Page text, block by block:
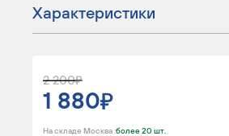
Характеристики
2 200
1 880
На складе Москва :более 20 шт.